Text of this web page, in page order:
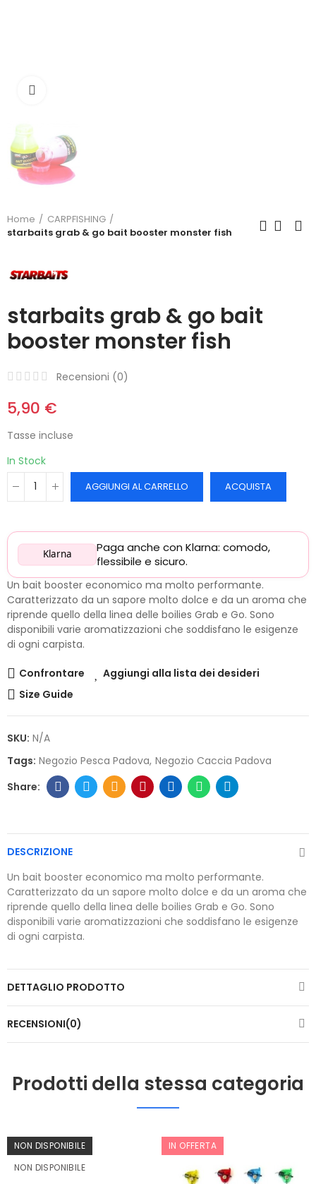
Home
CARPFISHING
starbaits grab & go bait booster monster fish
starbaits grab & go bait
booster monster fish
Recensioni (0)
5,90 €
Tasse incluse
In Stock
AGGIUNGI AL CARRELLO ACQUISTA
Klarna
Paga anche con Klarna: comodo,
flessibile e sicuro.
Un bait booster economico ma molto performante.
Caratterizzato da un sapore molto dolce e da un aroma che
riprende quello della linea delle boilies Grab e Go. Sono
disponibili varie aromatizzazioni che soddisfano le esigenze
di ogni carpista.
Confrontare
Aggiungi alla lista dei desideri
Size Guide
SKU: N/A
Tags: Negozio Pesca Padova Negozio Caccia Padova
DESCRIZIONE
Un bait booster economico ma molto performante.
Caratterizzato da un sapore molto dolce e da un aroma che
riprende quello della linea delle boilies Grab e Go. Sono
disponibili varie aromatizzazioni che soddisfano le esigenze
di ogni carpista.
DETTAGLIO PRODOTTO
RECENSIONI(0)
Prodotti della stessa categoria
NON DISPONIBILE
NON DISPONIBILE
IN OFFERTA